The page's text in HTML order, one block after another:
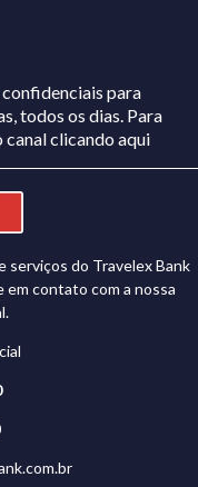
para
todos os dias. Para
canalclicando aqui
serviços do Travelex Bank
em contato com a nossa